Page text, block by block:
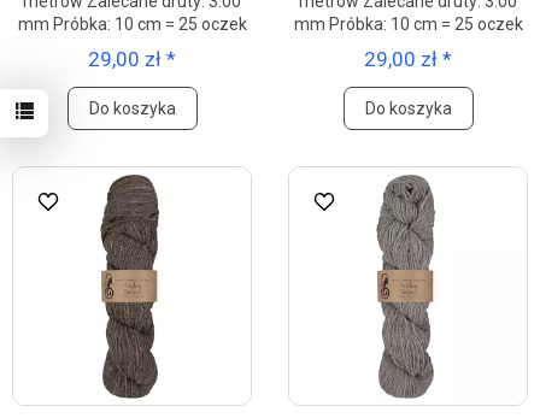
mm Próbka: 10 cm = 25 oczek
29,00 zł *
Do koszyka
mm Próbka: 10 cm = 25 oczek
29,00 zł *
Do koszyka